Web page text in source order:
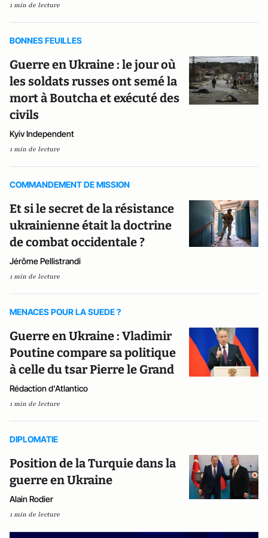
1 min de lecture
BONNES FEUILLES
Guerre en Ukraine : le jour où
les soldats russes ont semé la
mort à Boutcha et exécuté des
civils
Kyiv Independent
1 min de lecture
COMMANDEMENT DE MISSION
Et si le secret de la résistance
ukrainienne était la doctrine
de combat occidentale ?
Jérôme Pellistrandi
1 min de lecture
MENACES POUR LA SUEDE ?
Guerre en Ukraine : Vladimir
Poutine compare sa politique
à celle du tsar Pierre le Grand
Rédaction d'Atlantico
1 min de lecture
DIPLOMATIE
Position de la Turquie dans la
guerre en Ukraine
Alain Rodier
1 min de lecture